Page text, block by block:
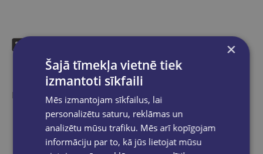
Līdzīgas preces
Ieskaties, varbūt noder
×
Šajā tīmekļa vietnē tiek
izmantoti sīkfaili
Mēs izmantojam sīkfailus, lai
personalizētu saturu, reklāmas un
analizētu mūsu trafiku. Mēs arī kopīgojam
informāciju par to, kā jūs lietojat mūsu